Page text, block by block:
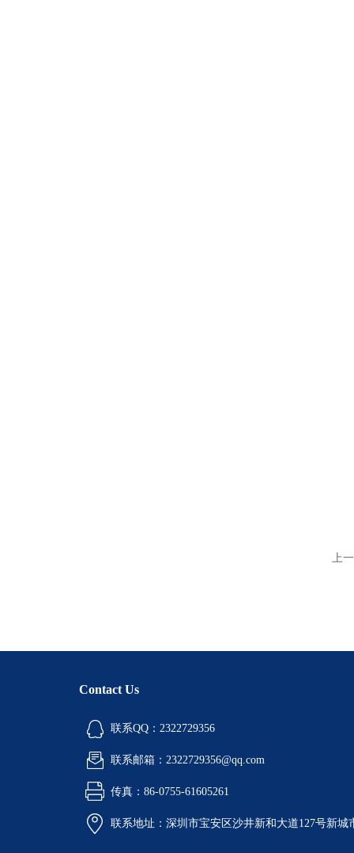
上
Contact Us
联系QQ：2322729356
联系邮箱：2322729356@qq.com
传真：86-0755-61605261
联系地址：深圳市宝安区沙井新和大道127号新城